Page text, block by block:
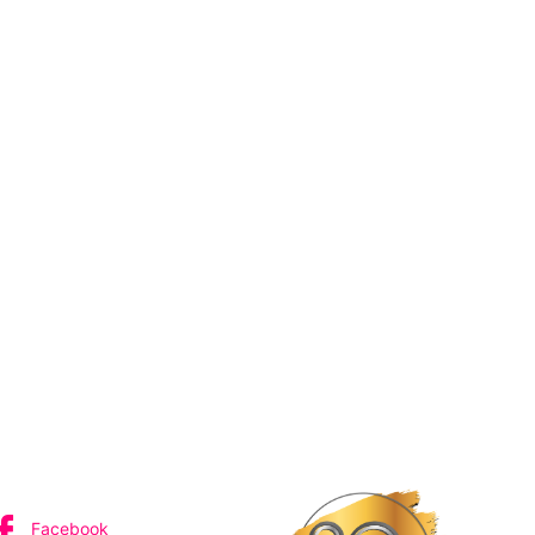
Facebook